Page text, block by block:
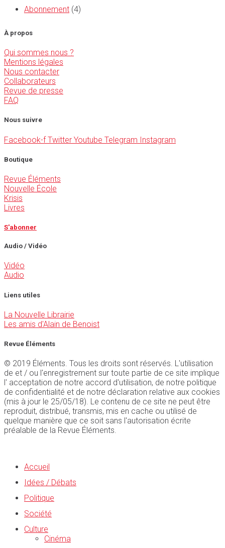
Abonnement (4)
À propos
Qui sommes nous ?
Mentions légales
Nous contacter
Collaborateurs
Revue de presse
FAQ
Nous suivre
Facebook-f Twitter Youtube Telegram Instagram
Boutique
Revue Éléments
Nouvelle École
Krisis
Livres
S'abonner
Audio / Vidéo
Vidéo
Audio
Liens utiles
La Nouvelle Librairie
Les amis d'Alain de Benoist
Revue Éléments
© 2019 Éléments. Tous les droits sont réservés. L'utilisation
de et / ou l'enregistrement sur toute partie de ce site implique
l' acceptation de notre accord d'utilisation, de notre politique
de confidentialité et de notre déclaration relative aux cookies
(mis à jour le 25/05/18). Le contenu de ce site ne peut être
reproduit, distribué, transmis, mis en cache ou utilisé de
quelque manière que ce soit sans l'autorisation écrite
préalable de la Revue Éléments.
Accueil
Idées / Débats
Politique
Société
Culture
Cinéma